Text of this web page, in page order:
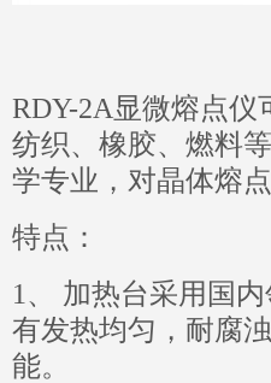
RDY-2A显微熔点
纺织、橡胶、燃料
学专业，对晶体熔
特点：
1、 加热台采用国
有发热均匀，耐腐
能。